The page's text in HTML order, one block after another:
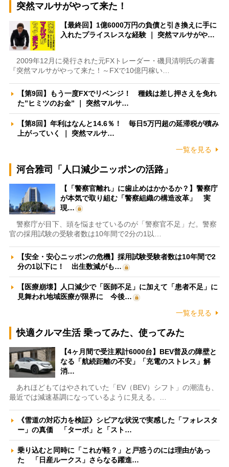
突然マルサがやって来た！
【最終回】1億6000万円の負債と引き換えに手に
入れたプライスレスな経験 ｜ 突然マルサがや…
2009年12月に発行された元FXトレーダー・磯貝清明氏の著書
『突然マルサがやって来た！～FXで10億円稼い…
【第9回】もう一度FXでリベンジ！ 種銭は差し押さえを免れ
た”ヒミツのお金” ｜ 突然マルサ…
【第8回】年利はなんと14.6％！ 毎日5万円超の延滞税が積み
上がっていく ｜ 突然マルサ…
一覧を見る
河合雅司「人口減少ニッポンの活路」
【「警察官離れ」に歯止めはかかるか？】警察庁
が本気で取り組む「警察組織の構造改革」 実
現…
警察庁が目下、頭を悩ませているのが「警察官不足」だ。警察
官の採用試験の受験者数は10年間で2分の1以…
【安全・安心ニッポンの危機】採用試験受験者数は10年間で2
分の1以下に！ 出生数減がも…
【医療崩壊】人口減少で「医師不足」に加えて「患者不足」に
見舞われ地域医療が限界に 今後…
一覧を見る
快適クルマ生活 乗ってみた、使ってみた
【4ヶ月間で受注累計6000台】BEV普及の障壁と
なる「航続距離の不安」「充電のストレス」解
消…
あれほどもてはやされていた「EV（BEV）シフト」の潮流も、
最近では減速基調になっているように見える。…
《雪道の対応力を検証》シビアな状況で実感した「フォレスタ
ー」の真価 「ターボ」と「スト…
乗り込むと同時に「これが軽？」と戸惑うのには理由があっ
た 「日産ルークス」さらなる躍進…